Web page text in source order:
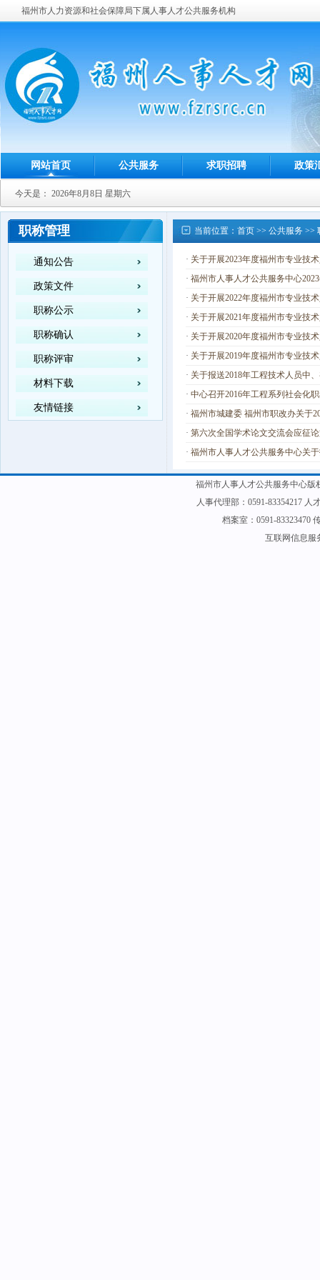
福州市人力资源和社会保障局下属人事人才公共服务机构
网站首页 公共服务 求职招聘 政策
今天是： 2026年8月8日 星期六
职称管理
通知公告
政策文件
职称公示
职称确认
职称评审
材料下载
友情链接
当前位置： 首页 >> 公共服务 >>
· 关于开展2023年度福州市专业技
· 福州市人事人才公共服务中心
· 关于开展2022年度福州市专业技
· 关于开展2021年度福州市专业技
· 关于开展2020年度福州市专业技
· 关于开展2019年度福州市专业技
· 关于报送2018年工程技术人员中
· 中心召开2016年工程系列社会化
· 福州市城建委 福州市职改办关于
· 第六次全国学术论文交流会应征
· 福州市人事人才公共服务中心关
福州市人事人才公共服务中心版
人事代理部：0591-83354217 人
档案室：0591-83323470
互联网信息服